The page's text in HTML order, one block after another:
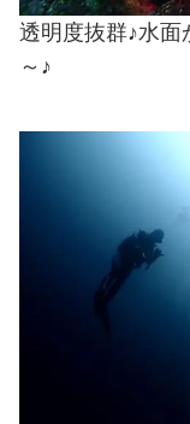
透明度抜群♪水面
～♪